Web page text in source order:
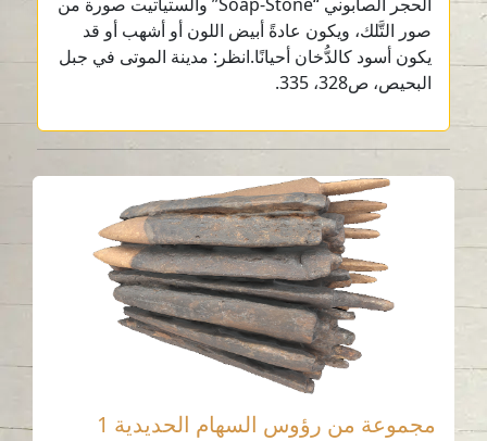
صور التَّلك، ويكون عادةً أبيض اللون أو أشهب أو قد
يكون أسود كالدُّخان أحيانًا.انظر: مدينة الموتى في جبل
البحيص، ص328، 335.
مجموعة من رؤوس السهام الحديدية 1